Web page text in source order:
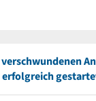
verschwundenen
erfolgreich